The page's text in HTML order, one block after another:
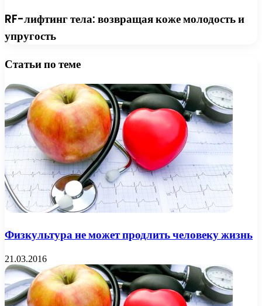
RF-лифтинг тела: возвращая коже молодость и
упругость
Статьи по теме
Физкультура не может продлить человеку жизнь
21.03.2016